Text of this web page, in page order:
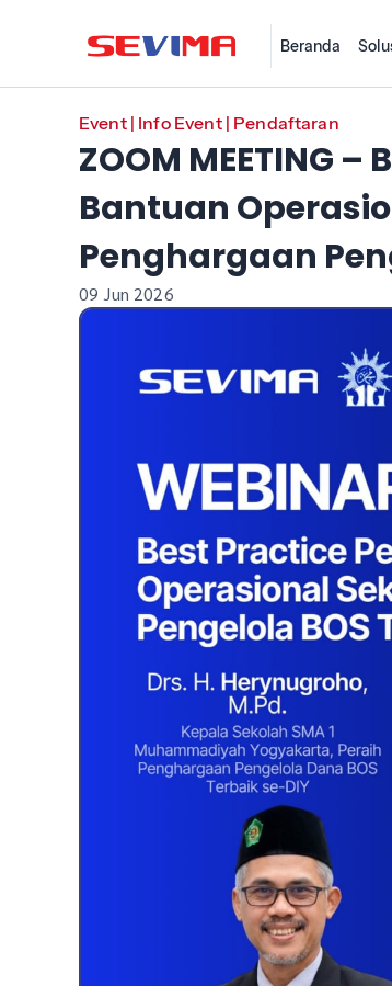
Beranda
Event| Info Event| Pendaftaran
ZOOM MEETING
Bantuan
Penghargaan
09 Jun 2026